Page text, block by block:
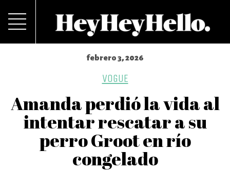
febrero 3, 2026
VOGUE
Amanda perdió la vida al
intentar rescatar a su
perro Groot en río
congelado